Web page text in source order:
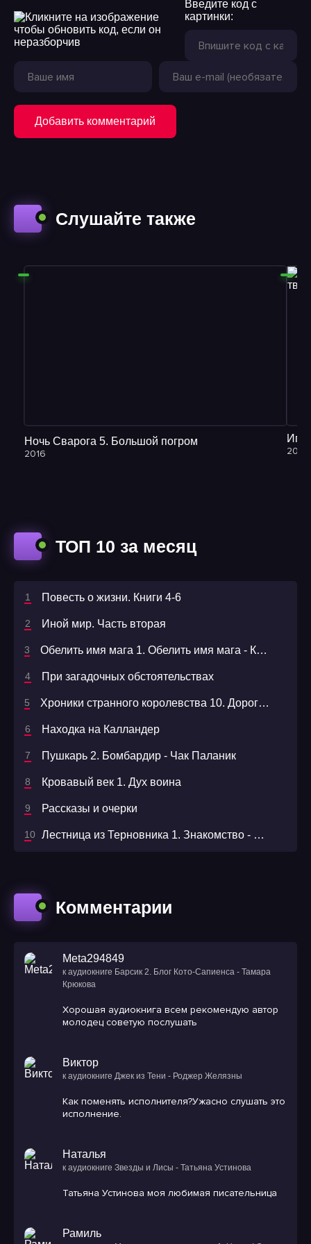
ТОП 10 за месяц
Повесть о жизни. Книги 4-6
Иной мир. Часть вторая
Обелить имя мага 1. Обелить имя мага - Константин Назимов
При загадочных обстоятельствах
Хроники странного королевства 10. Дороги и сны - Оксана Панкеева
Находка на Калландер
Пушкарь 2. Бомбардир - Чак Паланик
Кровавый век 1. Дух воина
Рассказы и очерки
Лестница из Терновника 1. Знакомство - Макс Далин
Комментарии
Meta294849
к аудиокниге Барсик 2. Блог Кото-Сапиенса - Тамара
Крюкова
Хорошая аудиокнига всем рекомендую автор
молодец советую послушать
Виктор
к аудиокниге Джек из Тени - Роджер Желязны
Как поменять исполнителя?Ужасно слушать это
исполнение.
Наталья
к аудиокниге Звезды и Лисы - Татьяна Устинова
Татьяна Устинова моя любимая писательница
Рамиль
19
20
21
23
27
28
Введите код с
картинки:
Добавить комментарий
Слушайте также
Ночь Сварога 5. Большой погром
2016
2017